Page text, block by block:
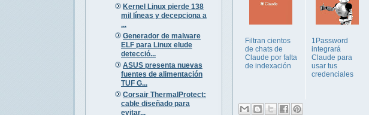
Kernel Linux pierde 138
mil líneas y decepciona a
...
Generador de malware
ELF para Linux elude
detecció...
ASUS presenta nuevas
fuentes de alimentación
TUF G...
Corsair ThermalProtect:
cable diseñado para
evitar...
Filtran cientos
de chats de
Claude por falta
de indexación
1Password
integrará
Claude para
usar tus
credenciales